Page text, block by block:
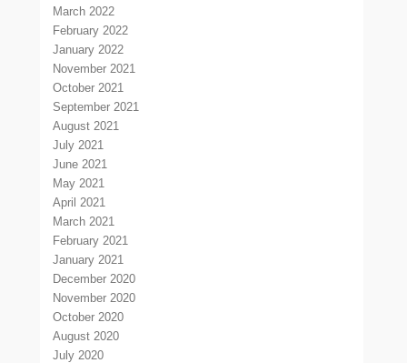
March 2022
February 2022
January 2022
November 2021
October 2021
September 2021
August 2021
July 2021
June 2021
May 2021
April 2021
March 2021
February 2021
January 2021
December 2020
November 2020
October 2020
August 2020
July 2020